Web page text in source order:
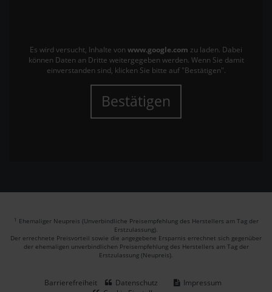
Es wird versucht, Inhalte von www.google.com zu laden. Dabei
können Daten an Dritte weitergegeben werden. Wenn Sie damit
einverstanden sind, klicken Sie bitte auf "Bestätigen".
Bestätigen
1 Ehemaliger Neupreis (Unverbindliche Preisempfehlung des Herstellers am Tag der
Erstzulassung).
Der errechnete Preisvorteil sowie die angegebene Ersparnis errechnet sich gegenüber
der ehemaligen unverbindlichen Preisempfehlung des Herstellers am Tag der
Erstzulassung (Neupreis).
Barrierefreiheit Datenschutz
Impressum